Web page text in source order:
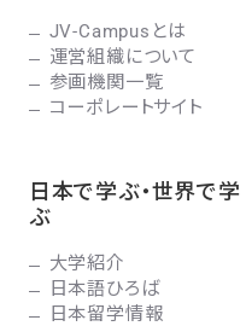
JV-Campusとは
運営組織について
参画機関一覧
コーポレートサイト
日本で学ぶ・世界で学
ぶ
大学紹介
日本語ひろば
日本留学情報